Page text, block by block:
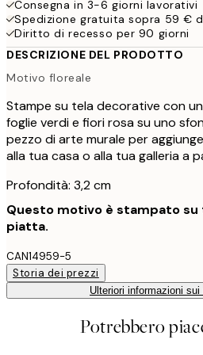
Consegna in 3-6 giorni lavorativi
Spedizione gratuita sopra 59 €
Diritto di recesso per 90 giorni
DESCRIZIONE DEL PRODOTTO
Motivo floreale
Stampe su tela decorative con
foglie verdi e fiori rosa su uno
pezzo di arte murale per
alla tua casa o alla tua galleria a
Profondità: 3,2 cm
Questo motivo è stampato su
piatta.
CAN14959-5
Storia dei prezzi
Ulteriori informazioni
Potrebbero